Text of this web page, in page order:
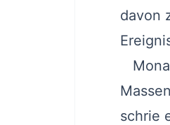
davon
schrie